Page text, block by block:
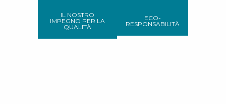
IL NOSTRO
IMPEGNO PER LA
QUALITÀ
ECO-
RESPONSABILITÀ